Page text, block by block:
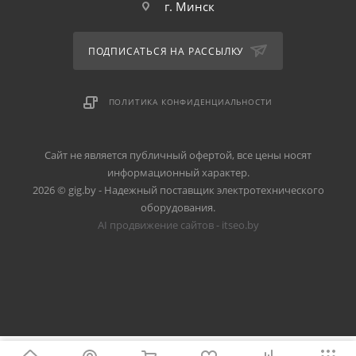
г. Минск
ПОДПИСАТЬСЯ НА РАССЫЛКУ
ПОЛИТИКА КОНФИДЕНЦИАЛЬНОСТИ
Сайт не является публичный офертой, все цены носят
информационный характер.
2026 © gig.by - Надежный поставщик электротехнического
оборудования.
AI продвижение сайтов - itseo.by